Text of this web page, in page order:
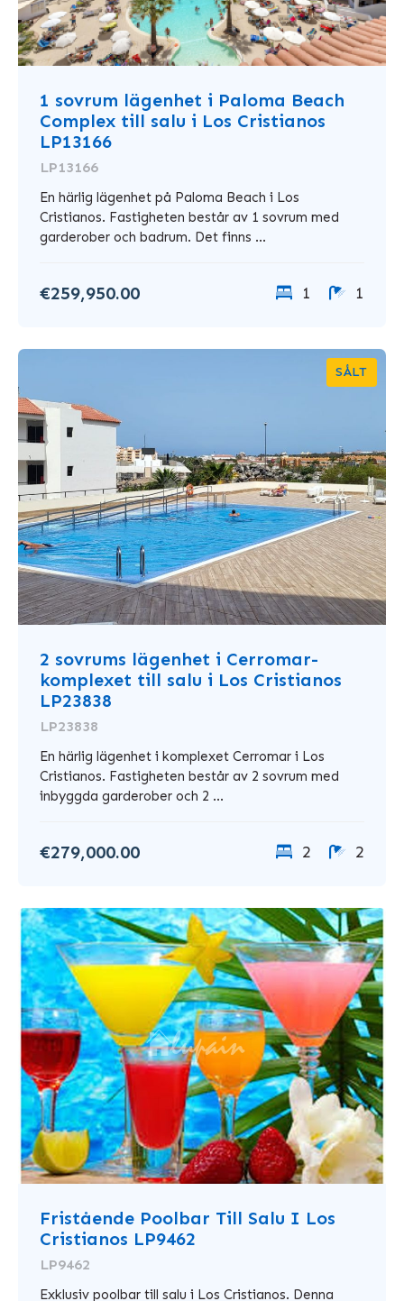
1 sovrum lägenhet i Paloma Beach
Complex till salu i Los Cristianos
LP13166
LP13166
En härlig lägenhet på Paloma Beach i Los
Cristianos. Fastigheten består av 1 sovrum med
garderober och badrum. Det finns ...
€259,950.00 1 1
SÅLT
2 sovrums lägenhet i Cerromar-
komplexet till salu i Los Cristianos
LP23838
LP23838
En härlig lägenhet i komplexet Cerromar i Los
Cristianos. Fastigheten består av 2 sovrum med
inbyggda garderober och 2 ...
€279,000.00 2 2
Fristående Poolbar Till Salu I Los
Cristianos LP9462
LP9462
Exklusiv poolbar till salu i Los Cristianos. Denna